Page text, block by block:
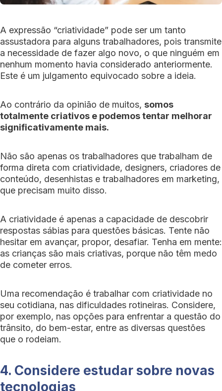
A expressão “criatividade” pode ser um tanto
assustadora para alguns trabalhadores, pois transmite
a necessidade de fazer algo novo, o que ninguém em
nenhum momento havia considerado anteriormente.
Este é um julgamento equivocado sobre a ideia.
Ao contrário da opinião de muitos, somos
totalmente criativos e podemos tentar melhorar
significativamente mais.
Não são apenas os trabalhadores que trabalham de
forma direta com criatividade, designers, criadores de
conteúdo, desenhistas e trabalhadores em marketing,
que precisam muito disso.
A criatividade é apenas a capacidade de descobrir
respostas sábias para questões básicas. Tente não
hesitar em avançar, propor, desafiar. Tenha em mente:
as crianças são mais criativas, porque não têm medo
de cometer erros.
Uma recomendação é trabalhar com criatividade no
seu cotidiana, nas dificuldades rotineiras. Considere,
por exemplo, nas opções para enfrentar a questão do
trânsito, do bem-estar, entre as diversas questões
que o rodeiam.
4. Considere estudar sobre novas
tecnologias